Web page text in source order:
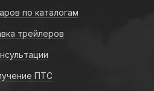
по каталогам
трейлеров
ПТС